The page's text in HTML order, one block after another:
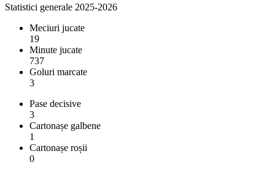
Statistici generale 2025-2026
Meciuri jucate
19
Minute jucate
737
Goluri marcate
3
Pase decisive
3
Cartonașe galbene
1
Cartonașe roșii
0